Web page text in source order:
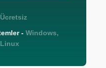
Ücretsiz
- Windows,